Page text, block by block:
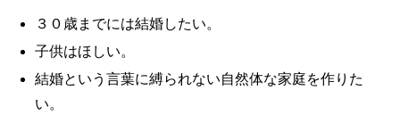
３０歳までには結婚したい。
子供はほしい。
結婚という言葉に縛られない自然体な家庭を作りた
い。